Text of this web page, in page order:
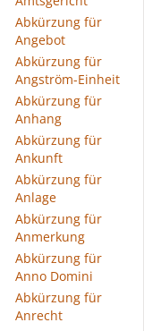
Abkürzung für
Angebot
Abkürzung für
Angström-Einheit
Abkürzung für
Anhang
Abkürzung für
Ankunft
Abkürzung für
Anlage
Abkürzung für
Anmerkung
Abkürzung für
Anno Domini
Abkürzung für
Anrecht